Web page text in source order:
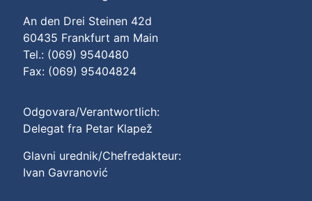
An den Drei Steinen 42d
60435 Frankfurt am Main
Tel.: (069) 9540480
Fax: (069) 95404824
Odgovara/Verantwortlich:
Delegat fra Petar Klapež
Glavni urednik/Chefredakteur:
Ivan Gavranović